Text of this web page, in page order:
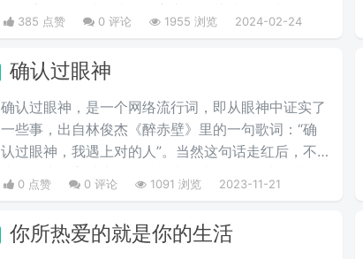
是金庸笔下的武侠小说女主之一，熟读各派武学秘
笈，能看得出各个门派的武功招式，是一位武学理论
385 点赞 0 评论 1955 浏览 2024-02-24
确认过眼神
确认过眼神，是一个网络流行词，即从眼神中证实了
一些事，出自林俊杰《醉赤壁》里的一句歌词：“确
认过眼神，我遇上对的人”。当然这句话走红后，不
少网友也给它续上了各种版本，比如“确认过眼神，
你是蚊子偏爱的人”等等。
0 点赞 0 评论 1091 浏览 2023-11-21
你所热爱的就是你的生活